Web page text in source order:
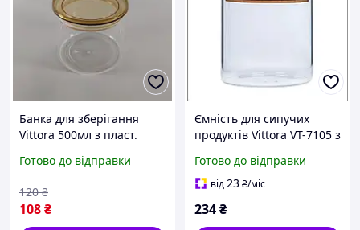
Банка для зберігання
Vittora 500мл з пласт.
Готово до відправки
108₴
120 ₴
Ємність для сипучих
продуктів Vittora VT-7105 з
мл
Готово до відправки
від23₴/міс
234₴